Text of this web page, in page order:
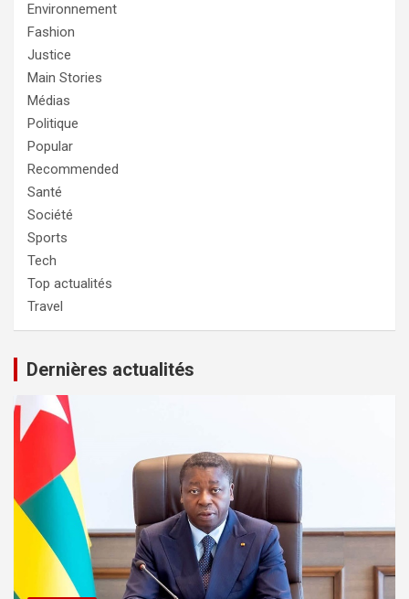
Environnement
Fashion
Justice
Main Stories
Médias
Politique
Popular
Recommended
Santé
Société
Sports
Tech
Top actualités
Travel
Dernières actualités